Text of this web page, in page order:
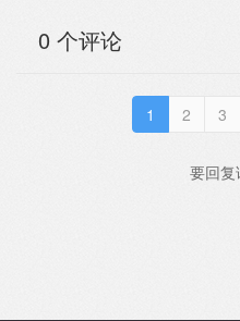
0 个评论
1 2 3
要回复